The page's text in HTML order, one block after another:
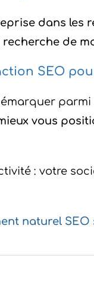
dans les
recherche de
SEO
parmi
vous
: votre
naturel SEO